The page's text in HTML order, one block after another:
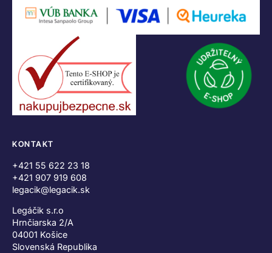
KONTAKT
+421 55 622 23 18
+421 907 919 608
legacik@legacik.sk
Legáčik s.r.o
Hrnčiarska 2/A
04001 Košice
Slovenská Republika